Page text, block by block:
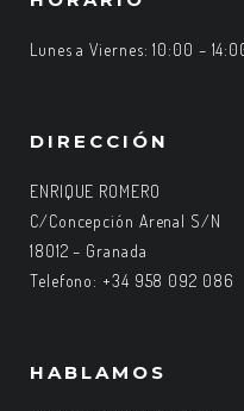
Lunes a Viernes: 10:00 –
DIRECCIÓN
ENRIQUE ROMERO
C/Concepción Arenal S/N
18012 – Granada
Telefono: +34 958 092 086
HABLAMOS